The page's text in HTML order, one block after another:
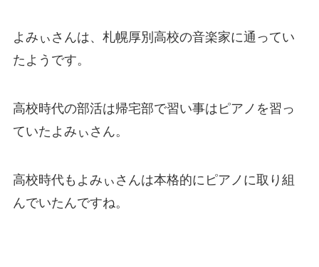
よみぃさんは、札幌厚別高校の音楽家に通ってい
たようです。
高校時代の部活は帰宅部で習い事はピアノを習っ
ていたよみぃさん。
高校時代もよみぃさんは本格的にピアノに取り組
んでいたんですね。